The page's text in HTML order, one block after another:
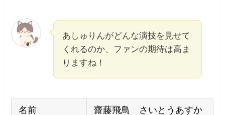
あしゅりんがどんな演技を見せて
くれるのか、ファンの期待は高ま
りますね！
名前 齋藤飛鳥 さいとうあすか